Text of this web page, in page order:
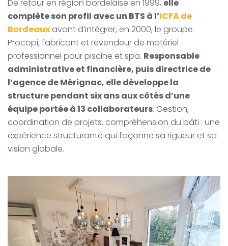
De retour en région bordelaise en 1999, elle
complète son profil avec un BTS à l’ICFA de
Bordeaux avant d’intégrer, en 2000, le groupe
Procopi, fabricant et revendeur de matériel
professionnel pour piscine et spa. Responsable
administrative et financière, puis directrice de
l’agence de Mérignac, elle développe la
structure pendant six ans aux côtés d’une
équipe portée à 13 collaborateurs. Gestion,
coordination de projets, compréhension du bâti : une
expérience structurante qui façonne sa rigueur et sa
vision globale.